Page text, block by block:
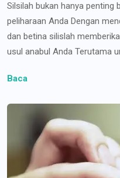
Silsilah bukan hanya penting
peliharaan Anda Dengan
dan betina silislah
usul anabul Anda Terutama
Baca